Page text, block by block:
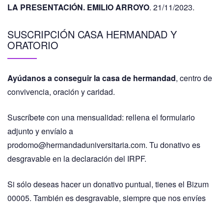
LA PRESENTACIÓN. EMILIO ARROYO. 21/11/2023.
SUSCRIPCIÓN CASA HERMANDAD Y
ORATORIO
Ayúdanos a conseguir la casa de hermandad, centro de
convivencia, oración y caridad.
Suscríbete con una mensualidad: rellena el formulario
adjunto y envíalo a
prodomo@hermandaduniversitaria.com. Tu donativo es
desgravable en la declaración del IRPF.
Si sólo deseas hacer un donativo puntual, tienes el Bizum
00005. También es desgravable, siempre que nos envíes